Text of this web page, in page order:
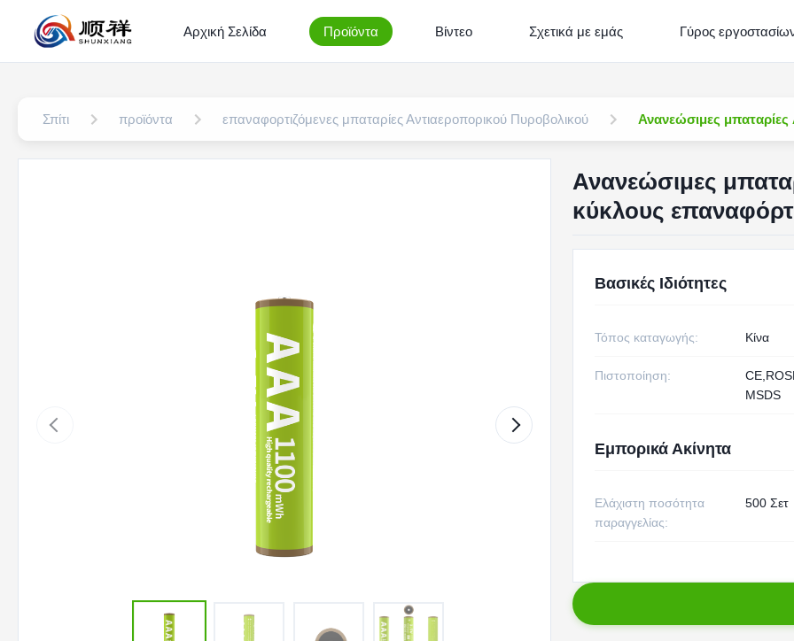
Αρχική Σελίδα Προϊόντα Βίντεο Σχετικά με εμάς Γύρος
Σπίτι προϊόντα επαναφορτιζόμενες μπαταρίες Αντιαεροπορικού Πυροβολικού Ανανεώσιμες μπαταρίες
Ανανεώσιμες
κύκλους
Βασικές Ιδιότητες
Τόπος καταγωγής: Κίνα
Πιστοποίηση:
MSDS
Εμπορικά Ακίνητα
Ελάχιστη ποσότητα
παραγγελίας:
500 Σετ